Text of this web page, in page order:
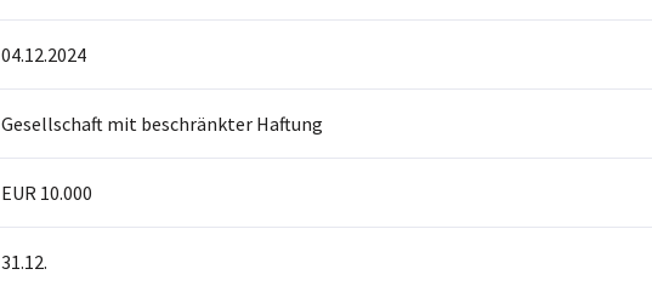
04.12.2024
Gesellschaft mit beschränkter Haftung
EUR 10.000
31.12.